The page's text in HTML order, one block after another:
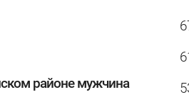
районе мужчина